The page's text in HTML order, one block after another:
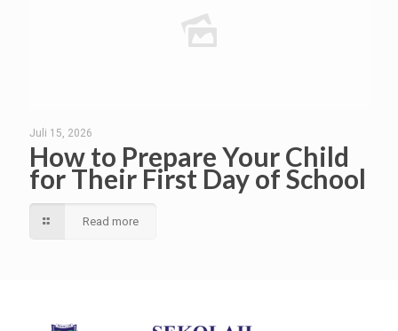
Juli 15, 2026
How to Prepare Your Child
for Their First Day of School
Read more